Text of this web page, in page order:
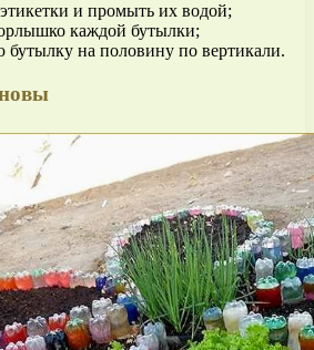
и промыть их водой;
каждой бутылки;
бутылку на половину по вертикали.